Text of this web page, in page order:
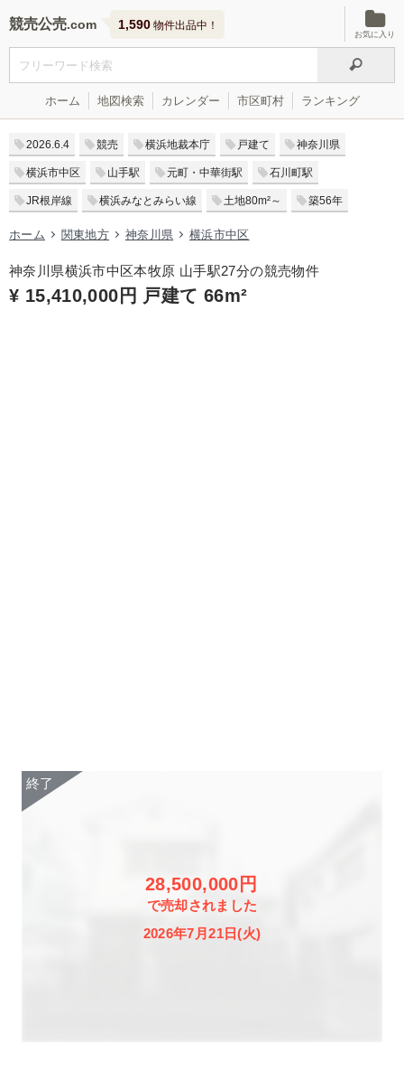
競売公売 1,590 物件出品中！
お気に入り
ホーム 地図検索 カレンダー 市区町村 ランキング
2026.6.4 競売 横浜地裁本庁 戸建て 神奈川県
横浜市中区 山手駅 元町・中華街駅 石川町駅
JR根岸線 横浜みなとみらい線 土地80m²～ 築56年
ホーム 関東地方 神奈川県 横浜市中区
神奈川県横浜市中区本牧原 山手駅27分の競売物件
¥ 15,410,000円 戸建て 66m²
28,500,000円
で売却されました
2026年7月21日(火)